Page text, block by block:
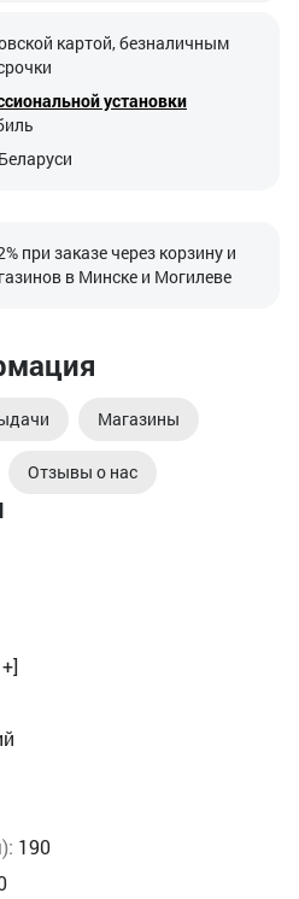
190
картой, безналичным
установки
при заказе через корзину и
в Минске и Могилеве
Магазины
Отзывы о нас